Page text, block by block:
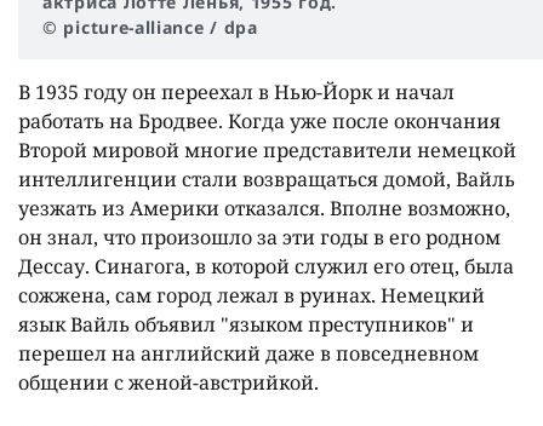
© picture-alliance / dpa
В 1935 году он переехал в Нью-Йорк и начал
работать на Бродвее. Когда уже после окончания
Второй мировой многие представители немецкой
интеллигенции стали возвращаться домой, Вайль
уезжать из Америки отказался. Вполне возможно,
он знал, что произошло за эти годы в его родном
Дессау. Синагога, в которой служил его отец, была
сожжена, сам город лежал в руинах. Немецкий
язык Вайль объявил "языком преступников" и
перешел на английский даже в повседневном
общении с женой-австрийкой.